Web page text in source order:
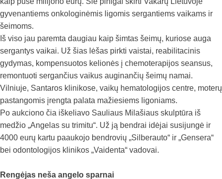
gyvenantiems onkologinėmis ligomis sergantiems vaikams ir
šeimoms.
Iš viso jau paremta daugiau kaip šimtas šeimų, kuriose auga
sergantys vaikai. Už šias lėšas pirkti vaistai, reabilitacinis
gydymas, kompensuotos kelionės į chemoterapijos seansus,
remontuoti sergančius vaikus auginančių šeimų namai.
Vilniuje, Santaros klinikose, vaikų hematologijos centre, moterų
pastangomis įrengta palata mažiesiems ligoniams.
Po aukciono čia iškeliavo Sauliaus Milašiaus skulptūra iš
medžio „Angelas su trimitu“. Už ją bendrai idėjai susijungė ir
4000 eurų kartu paaukojo bendrovių „Silberauto“ ir „Gensera“
bei odontologijos klinikos „Vaidenta“ vadovai.
Rengėjas neša angelo sparnai